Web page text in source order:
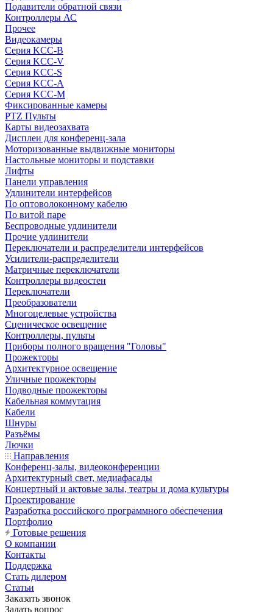
Подавители обратной связи
Контроллеры АС
Прочее
Видеокамеры
Серия KCC-B
Серия KCC-V
Серия KCC-S
Серия KCC-A
Серия KCC-M
Фиксированные камеры
PTZ Пульты
Карты видеозахвата
Дисплеи для конференц-зала
Моторизованные выдвижные мониторы
Настольные мониторы и подставки
Лифты
Панели управления
Удлинители интерфейсов
По оптоволоконному кабелю
По витой паре
Беспроводные удлинители
Прочие удлинители
Переключатели и распределители интерфейсов
Усилители-распределители
Матричные переключатели
Контроллеры видеостен
Переключатели
Преобразователи
Многоцелевые устройства
Сценическое освещение
Контроллеры, пульты
Приборы полного вращения "Головы"
Прожекторы
Архитектурное освещение
Уличные прожекторы
Подводные прожекторы
Кабельная коммутация
Кабели
Шнуры
Разъёмы
Лючки
Направления
Конференц-залы, видеоконференции
Архитектурный свет, медиафасады
Концертный и актовые залы, театры и дома культуры
Проектирование
Разработка российского программного обеспечения
Портфолио
Готовые решения
О компании
Контакты
Поддержка
Стать дилером
Статьи
Заказать звонок
Задать вопрос